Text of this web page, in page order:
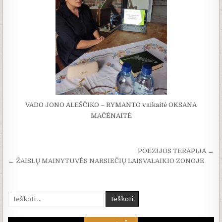
VADO JONO ALEŠČIKO – RYMANTO vaikaitė OKSANA
MAČĖNAITĖ
Navigacija tarp įrašųPOEZIJOS TERAPIJA →
← ŽAISLŲ MAINYTUVĖS NARSIEČIŲ LAISVALAIKIO ZONOJE
Ieškoti: